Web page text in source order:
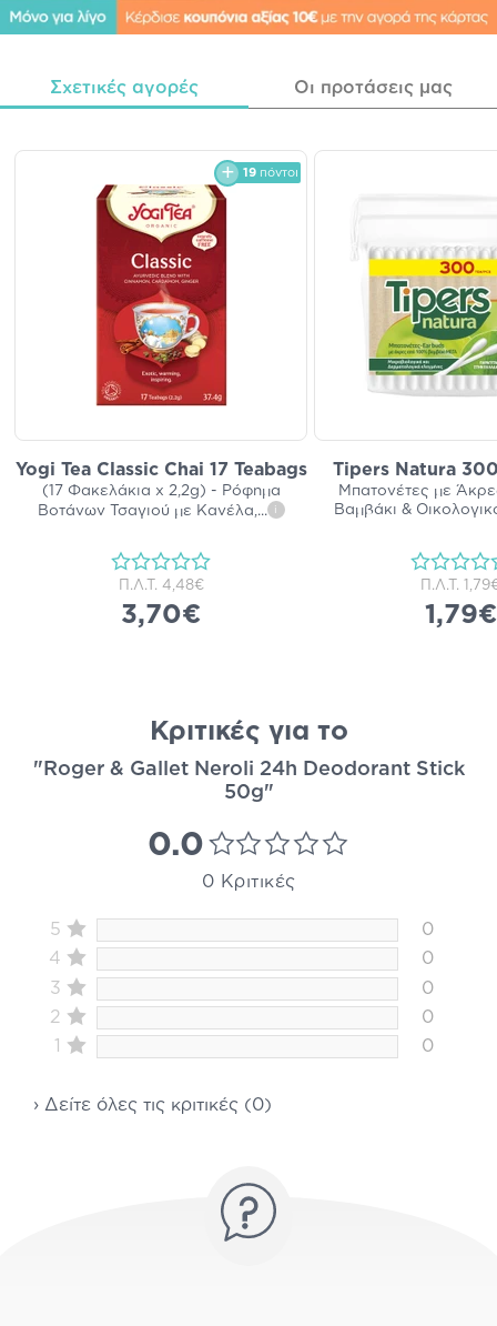
Σχετικές αγορές Οι προτάσεις μας
19 πόντοι
Yogi Tea Classic Chai 17 Teabags
(17 Φακελάκια x 2,2g) - Ρόφημα
Βοτάνων Τσαγιού με Κανέλα, ... i
Π.Λ.Τ. 4,48€
3,70€
Tipers Natura
Μπατονέτες με
Βαμβάκι &
Π.Λ.Τ.
1,79€
Κριτικές για το
"Roger & Gallet Neroli 24h Deodorant Stick
50g"
0.0
0 Κριτικές
5
0
4
0
3
0
2
0
1
0
› Δείτε όλες τις κριτικές (0)